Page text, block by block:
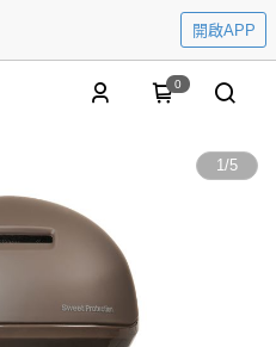
開啟APP
0
1/5